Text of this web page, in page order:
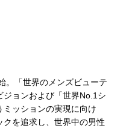
。「世界のメンズビューテ
ジョンおよび「世界No.1シ
ミッションの実現に向け
を追求し、世界中の男性